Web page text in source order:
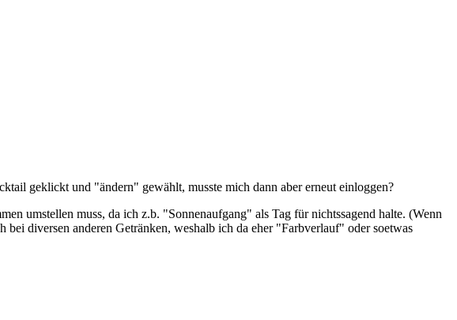
geklickt und "ändern" gewählt, musste mich dann aber erneut einloggen?
umstellen muss, da ich z.b. "Sonnenaufgang" als Tag für nichtssagend halte. (Wenn
diversen anderen Getränken, weshalb ich da eher "Farbverlauf" oder soetwas